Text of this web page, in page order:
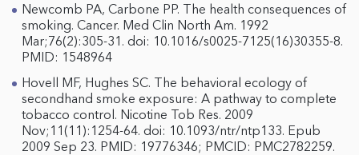
Newcomb PA, Carbone PP. The health consequences of
smoking. Cancer. Med Clin North Am. 1992
Mar;76(2):305-31. doi: 10.1016/s0025-7125(16)30355-8.
PMID: 1548964
Hovell MF, Hughes SC. The behavioral ecology of
secondhand smoke exposure: A pathway to complete
tobacco control. Nicotine Tob Res. 2009
Nov;11(11):1254-64. doi: 10.1093/ntr/ntp133. Epub
2009 Sep 23. PMID: 19776346; PMCID: PMC2782259.